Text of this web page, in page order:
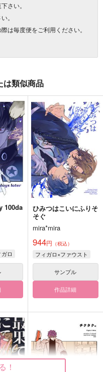
さい。
。
は毎度便をご利用ください。
は類似商品
100da
ロ
ひみつはこいにふりそ
そぐ
mira*mira
944円 （税込）
フィガロ×ファウスト
サンプル
作品詳細
！